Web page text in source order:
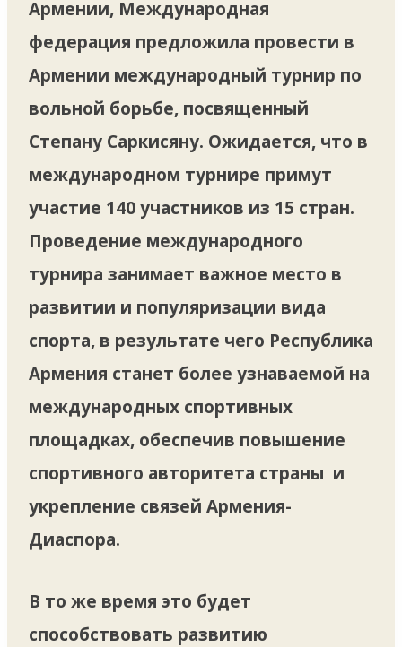
Армении, Международная
федерация предложила провести в
Армении международный турнир по
вольной борьбе, посвященный
Степану Саркисяну. Ожидается, что в
международном турнире примут
участие 140 участников из 15 стран.
Проведение международного
турнира занимает важное место в
развитии и популяризации вида
спорта, в результате чего Республика
Армения станет более узнаваемой на
международных спортивных
площадках, обеспечив повышение
спортивного авторитета страны и
укрепление связей Армения-
Диаспора.
В то же время это будет
способствовать развитию